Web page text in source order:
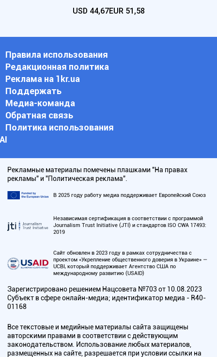
USD 44,67EUR 51,58
Правила использования
Редакционная политика
Реклама на 1kr.ua
Поддержать
Медиа-команда
Обратная связь
Политика использования
АI
Рекламные материалы помечены плашками "На правах
рекламы" и "Политическая реклама".
В 2025 году работу медиа поддерживает Европейский Союз
Независимая сертификация в соответствии с программой
Journalism Trust Initiative (JTI) и стандартов ISO CWA 17493:
2019
Сайт обновлен в 2023 году в рамках сотрудничества с
проектом «Укрепление общественного доверия в Украине» —
UCBI, который поддерживает Агентство США по
международному развитию (USAID)
Зарегистрировано решением Нацсовета №703 от 10.08.2023
Субъект в сфере онлайн-медиа; идентификатор медиа - R40-
01168
Все текстовые и медийные материалы сайта защищены
авторскими правами в соответствии с действующим
законодательством. Использование любых материалов,
размещенных на сайте, разрешается при условии ссылки на